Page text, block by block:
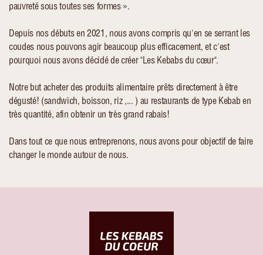
pauvreté sous toutes ses formes ».
Depuis nos débuts en 2021, nous avons compris qu'en se serrant les
coudes nous pouvons agir beaucoup plus efficacement, et c'est
pourquoi nous avons décidé de créer "Les Kebabs du cœur".
Notre but acheter des produits alimentaire prêts directement à être
dégusté! (sandwich, boisson, riz ,... ) au restaurants de type Kebab en
très quantité, afin obtenir un très grand rabais!
Dans tout ce que nous entreprenons, nous avons pour objectif de faire
changer le monde autour de nous.